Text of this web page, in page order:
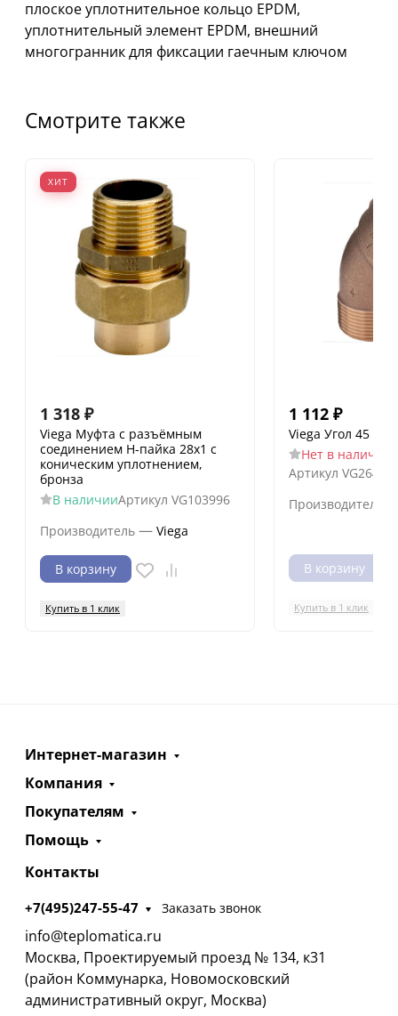
плоское уплотнительное кольцо EPDM,
уплотнительный элемент EPDM, внешний
многогранник для фиксации гаечным ключом
Смотрите также
ХИТ
1 318 ₽
Viega Муфта с разъёмным
соединением Н-пайка 28х1 с
коническим уплотнением,
бронза
В наличииАртикул VG103996
Производитель — Viega
В корзину
Купить в 1 клик
1 112 ₽
Viega Угол 45 НВ
Нет в наличии
Артикул
Производитель
В корзину
Купить в 1 клик
Интернет-магазин
Компания
Покупателям
Помощь
Контакты
+7(495)247-55-47 Заказать звонок
info@teplomatica.ru
Москва, Проектируемый проезд № 134, к31
(район Коммунарка, Новомосковский
административный округ, Москва)